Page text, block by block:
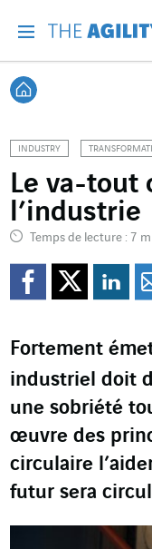
Retour à
INDUSTRY
Le va-tout
l’industrie
Temps de lecture : 7
Fortement
industriel doit
une sobriété
œuvre des
circulaire
futur sera